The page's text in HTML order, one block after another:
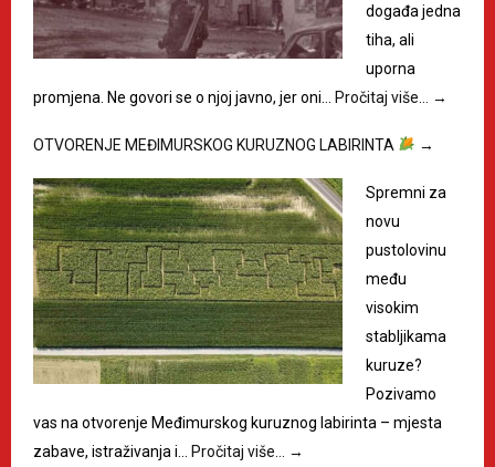
događa jedna
tiha, ali
uporna
promjena. Ne govori se o njoj javno, jer oni… Pročitaj više… →
OTVORENJE MEĐIMURSKOG KURUZNOG LABIRINTA →
Spremni za
novu
pustolovinu
među
visokim
stabljikama
kuruze?
Pozivamo
vas na otvorenje Međimurskog kuruznog labirinta – mjesta
zabave, istraživanja i… Pročitaj više… →